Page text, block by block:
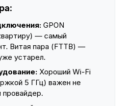
GPON
— самый
Витая пара (FTTB) —
устарел.
Хороший Wi-Fi
5 ГГц) важен не